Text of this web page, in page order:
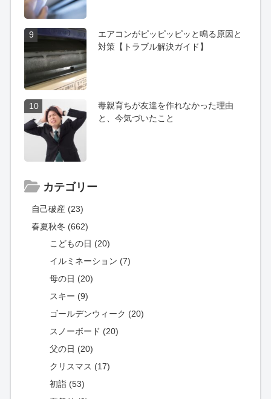
9
エアコンがピッピッピッと鳴る原因と
対策【トラブル解決ガイド】
10
毒親育ちが友達を作れなかった理由
と、今気づいたこと
カテゴリー
自己破産 (23)
春夏秋冬 (662)
こどもの日 (20)
イルミネーション (7)
母の日 (20)
スキー (9)
ゴールデンウィーク (20)
スノーボード (20)
父の日 (20)
クリスマス (17)
初詣 (53)